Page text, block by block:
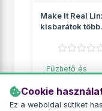
Cookie
Ez a weboldal sütiket
Make It Real
kisbarátok több
Fűzhető és
2 049 Ft